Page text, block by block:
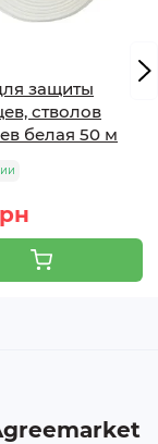
защиты
стволов
белая 50 м